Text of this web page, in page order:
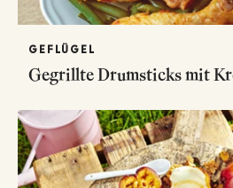
GEFLÜGEL
Gegrillte Drumsticks mit